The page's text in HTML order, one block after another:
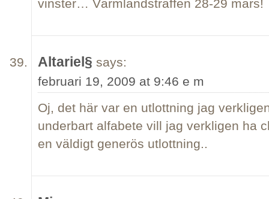
vinster… Värmlandsträffen 28-29 mars!
Altariel§ says:
februari 19, 2009 at 9:46 e m
Oj, det här var en utlottning jag
underbart alfabete vill jag verkligen ha
en väldigt generös utlottning..